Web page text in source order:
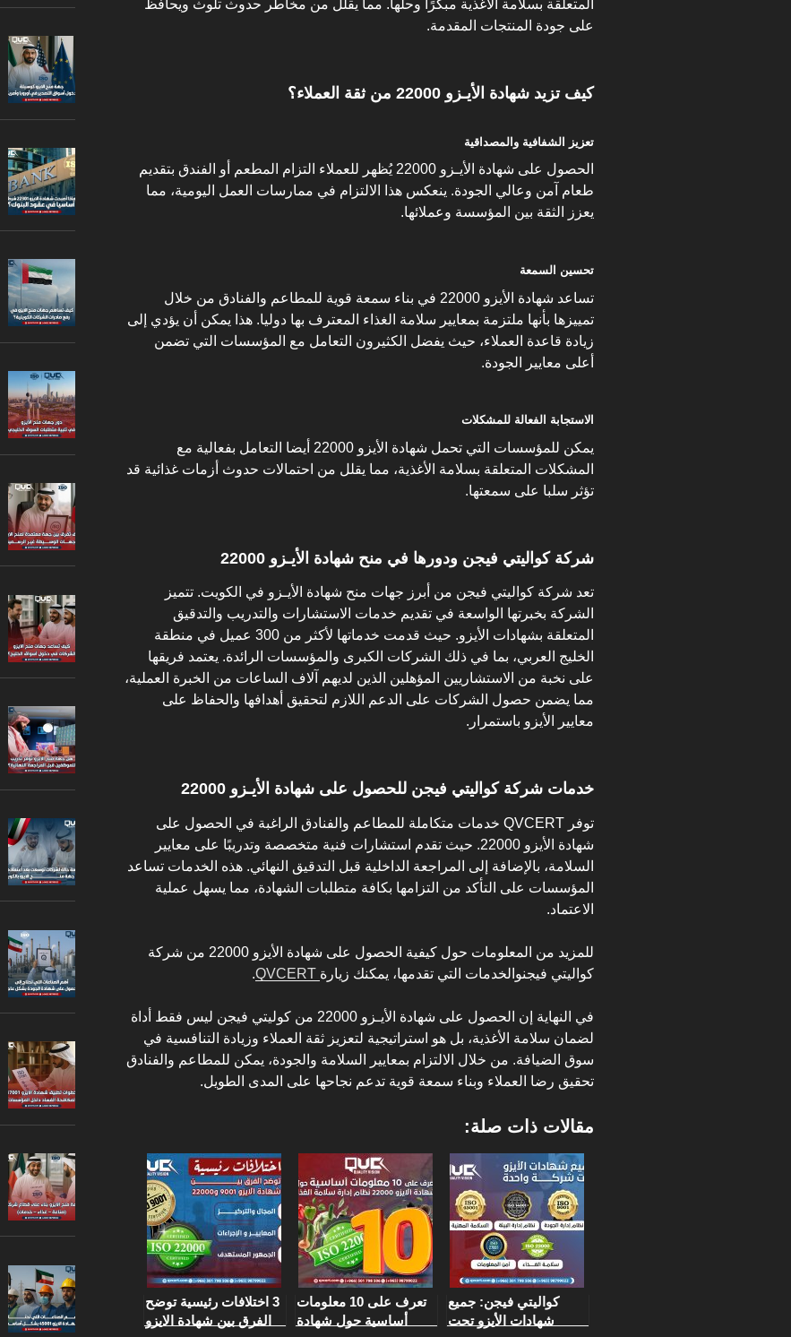
المتعلقة بسلامة الأغذية مبكرًا وحلها. مما يقلل من مخاطر حدوث تلوث ويحافظ
على جودة المنتجات المقدمة.
كيف تزيد شهادة الأيـزو 22000 من ثقة العملاء؟
تعزيز الشفافية والمصداقية
الحصول على شهادة الأيـزو 22000 يُظهر للعملاء التزام المطعم أو الفندق بتقديم
طعام آمن وعالي الجودة. ينعكس هذا الالتزام في ممارسات العمل اليومية، مما
يعزز الثقة بين المؤسسة وعملائها.
تحسين السمعة
تساعد شهادة الأيزو 22000 في بناء سمعة قوية للمطاعم والفنادق من خلال
تمييزها بأنها ملتزمة بمعايير سلامة الغذاء المعترف بها دوليا. هذا يمكن أن يؤدي إلى
زيادة قاعدة العملاء، حيث يفضل الكثيرون التعامل مع المؤسسات التي تضمن
أعلى معايير الجودة.
الاستجابة الفعالة للمشكلات
يمكن للمؤسسات التي تحمل شهادة الأيزو 22000 أيضا التعامل بفعالية مع
المشكلات المتعلقة بسلامة الأغذية، مما يقلل من احتمالات حدوث أزمات غذائية قد
تؤثر سلبا على سمعتها.
شركة كواليتي فيجن ودورها في منح شهادة الأيـزو 22000
تعد شركة كواليتي فيجن من أبرز جهات منح شهادة الأيـزو في الكويت. تتميز
الشركة بخبرتها الواسعة في تقديم خدمات الاستشارات والتدريب والتدقيق
المتعلقة بشهادات الأيزو. حيث قدمت خدماتها لأكثر من 300 عميل في منطقة
الخليج العربي، بما في ذلك الشركات الكبرى والمؤسسات الرائدة. يعتمد فريقها
على نخبة من الاستشاريين المؤهلين الذين لديهم آلاف الساعات من الخبرة العملية،
مما يضمن حصول الشركات على الدعم اللازم لتحقيق أهدافها والحفاظ على
معايير الأيزو باستمرار.
خدمات شركة كواليتي فيجن للحصول على شهادة الأيـزو 22000
توفر QVCERT خدمات متكاملة للمطاعم والفنادق الراغبة في الحصول على
شهادة الأيزو 22000. حيث تقدم استشارات فنية متخصصة وتدريبًا على معايير
السلامة، بالإضافة إلى المراجعة الداخلية قبل التدقيق النهائي. هذه الخدمات تساعد
المؤسسات على التأكد من التزامها بكافة متطلبات الشهادة، مما يسهل عملية
الاعتماد.
للمزيد من المعلومات حول كيفية الحصول على شهادة الأيزو 22000 من شركة
كواليتي فيجنوالخدمات التي تقدمها، يمكنك زيارة
.
في النهاية إن الحصول على شهادة الأيـزو 22000 من كوليتي فيجن ليس فقط أداة
لضمان سلامة الأغذية، بل هو استراتيجية لتعزيز ثقة العملاء وزيادة التنافسية في
سوق الضيافة. من خلال الالتزام بمعايير السلامة والجودة، يمكن للمطاعم والفنادق
تحقيق رضا العملاء وبناء سمعة قوية تدعم نجاحها على المدى الطويل.
مقالات ذات صلة:
كواليتي فيجن: جميع
شهادات الأيزو تحت
تعرف على 10 معلومات
أساسية حول شهادة
3 اختلافات رئيسية توضح
الفرق بين شهادة الايزو